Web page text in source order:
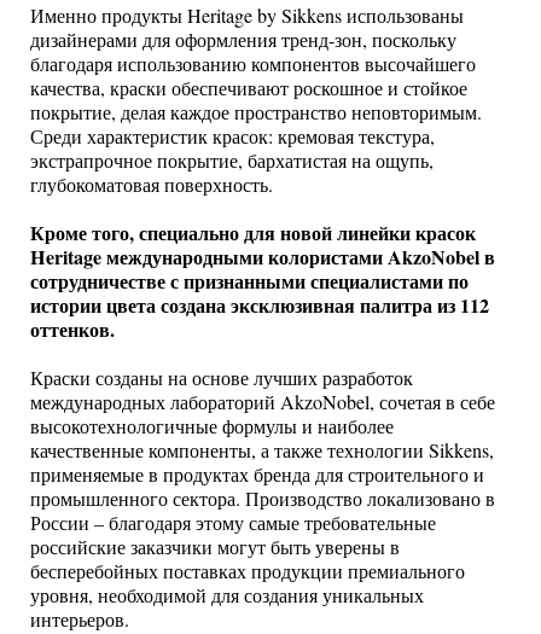
Именно продукты Heritage by Sikkens использованы
дизайнерами для оформления тренд-зон, поскольку
благодаря использованию компонентов высочайшего
качества, краски обеспечивают роскошное и стойкое
покрытие, делая каждое пространство неповторимым.
Среди характеристик красок: кремовая текстура,
экстрапрочное покрытие, бархатистая на ощупь,
глубокоматовая поверхность.
Кроме того, специально для новой линейки красок
Heritage международными колористами AkzoNobel в
сотрудничестве с признанными специалистами по
истории цвета создана эксклюзивная палитра из 112
оттенков.
Краски созданы на основе лучших разработок
международных лабораторий AkzoNobel, сочетая в себе
высокотехнологичные формулы и наиболее
качественные компоненты, а также технологии Sikkens,
применяемые в продуктах бренда для строительного и
промышленного сектора. Производство локализовано в
России – благодаря этому самые требовательные
российские заказчики могут быть уверены в
бесперебойных поставках продукции премиального
уровня, необходимой для создания уникальных
интерьеров.